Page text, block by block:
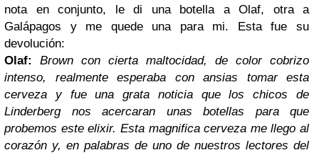
nota en conjunto, le di una botella a Olaf, otra a
Galápagos y me quede una para mi. Esta fue su
devolución:
Olaf: Brown con cierta maltocidad, de color cobrizo
intenso, realmente esperaba con ansias tomar esta
cerveza y fue una grata noticia que los chicos de
Linderberg nos acercaran unas botellas para que
probemos este elixir. Esta magnifica cerveza me llego al
corazón y, en palabras de uno de nuestros lectores del